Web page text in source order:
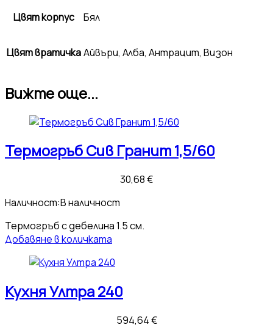
Цвят корпус Бял
Цвят вратичкаАйвъри, Алба, Антрацит, Визон
Вижте още...
Термогръб Сив Гранит 1,5/60
30,68€
Наличност:В наличност
Термогръб с дебелина 1.5 см.
Добавяне в количката
Кухня Ултра 240
594,64€